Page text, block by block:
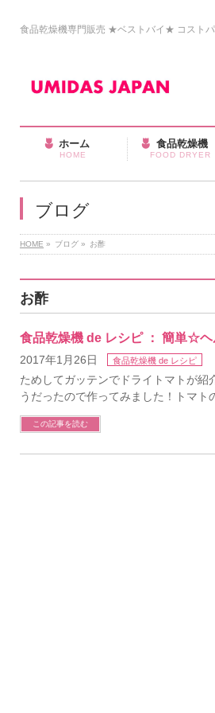
食品乾燥機専門販売 ★ベストバイ★ コスト
ホーム
HOME
食品乾燥機
FOOD DRYER
ブログ
HOME » ブログ » お酢
お酢
食品乾燥機 de レシピ ： 簡単☆
2017年1月26日 食品乾燥機 de レシピ
ためしてガッテンでドライトマトが
うだったので作ってみました！ト
この記事を読む